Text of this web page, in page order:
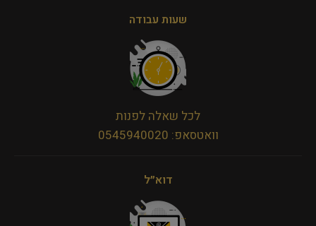
שעות עבודה
לכל שאלה לפנות
וואטסאפ: 0545940020
דוא״ל